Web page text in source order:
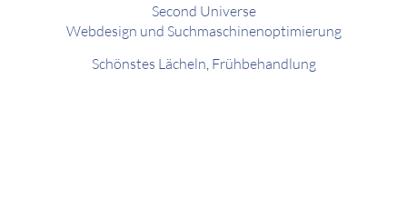
Second Universe
Webdesign und Suchmaschinenoptimierung
Schönstes Lächeln, Frühbehandlung